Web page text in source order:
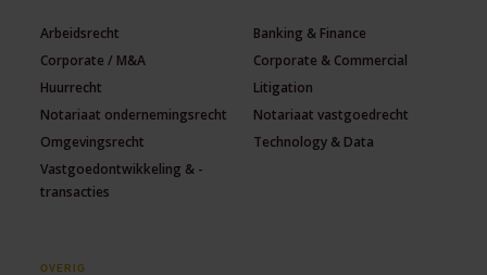
Arbeidsrecht
Banking & Finance
Corporate / M&A
Corporate & Commercial
Huurrecht
Litigation
Notariaat ondernemingsrecht
Notariaat vastgoedrecht
Omgevingsrecht
Technology & Data
Vastgoedontwikkeling & -
transacties
OVERIG